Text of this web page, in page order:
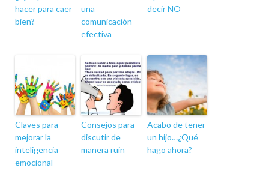
hacer para caer
bien?
una
comunicación
efectiva
decir NO
Claves para
mejorar la
inteligencia
emocional
Consejos para
discutir de
manera ruin
Acabo de tener
un hijo…¿Qué
hago ahora?